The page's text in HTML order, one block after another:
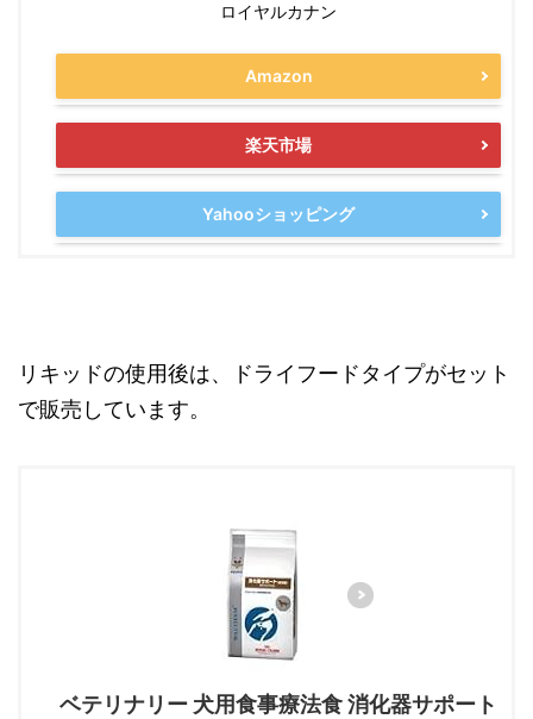
ロイヤルカナン
Amazon
楽天市場
Yahooショッピング
リキッドの使用後は、ドライフードタイプがセット
で販売しています。
ベテリナリー 犬用食事療法食 消化器サポート